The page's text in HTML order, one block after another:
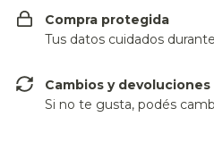
Compra protegida
Tus datos cuidados
Cambios y devoluciones
Si no te gusta, podés